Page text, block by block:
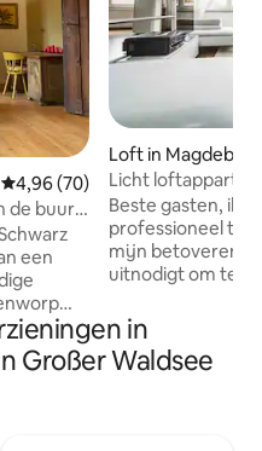
Gemiddelde beoordeling van
4,96 (70)
de buurt
een
een paar
je de
het
Loft in
Licht
universiteit incl.
Beste gasten, ik
professioneel
mijn
uitnodigt om te
Naast een
het appartement
geweldige
in
Großer Waldsee